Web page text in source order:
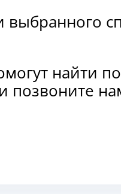
выбранного
найти